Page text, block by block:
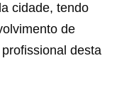
cidade, tendo
de
desta